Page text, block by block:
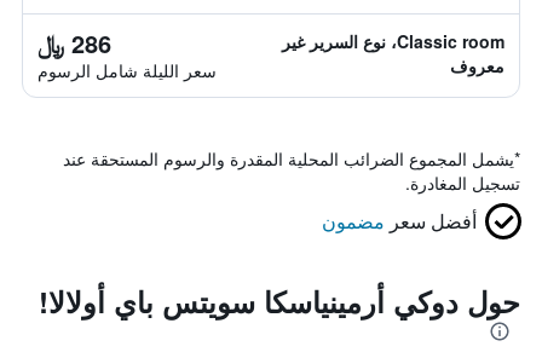
Classic room، نوع السرير غير
معروف
286 ﷼
سعر الليلة شامل الرسوم
*يشمل المجموع الضرائب المحلية المقدرة والرسوم المستحقة عند
تسجيل المغادرة.
أفضل سعر مضمون
حول دوكي أرمينياسكا سويتس باي أولالا!